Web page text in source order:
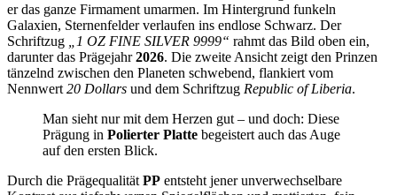
er das ganze Firmament umarmen. Im Hintergrund funkeln
Galaxien, Sternenfelder verlaufen ins endlose Schwarz. Der
Schriftzug
„1 OZ FINE SILVER 9999“ rahmt das Bild oben ein,
darunter das Prägejahr2026. Die zweite Ansicht zeigt den Prinzen
tänzelnd zwischen den Planeten schwebend, flankiert vom
Nennwert 20 Dollars und dem Schriftzug Republic of Liberia.
Man sieht nur mit dem Herzen gut – und doch: Diese
Prägung in Polierter Platte begeistert auch das Auge
auf den ersten Blick.
Durch die Prägequalität PP entsteht jener unverwechselbare